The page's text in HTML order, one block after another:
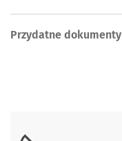
Przydatne dokumenty